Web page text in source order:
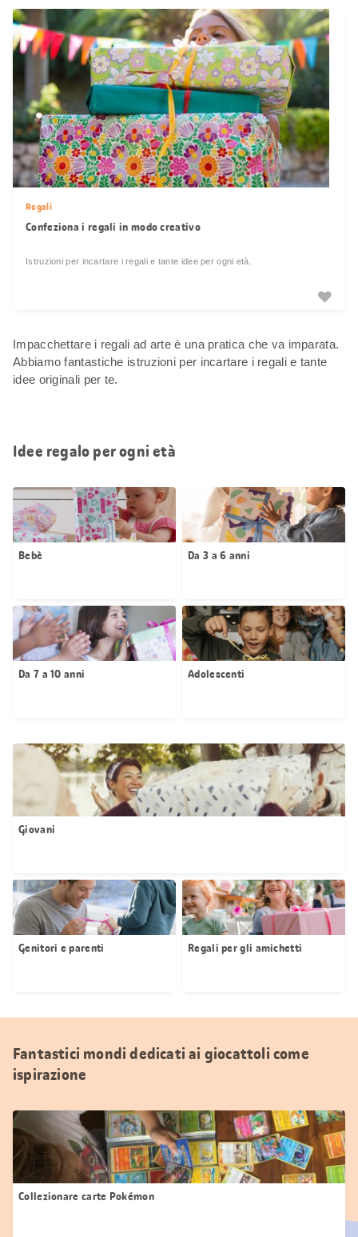
Regali
Confeziona i regali in modo creativo
Istruzioni per incartare i regali e tante idee per ogni età.
Impacchettare i regali ad arte è una pratica che va imparata.
Abbiamo fantastiche istruzioni per incartare i regali e tante
idee originali per te.
Idee regalo per ogni età
Bebè Da 3 a 6 anni
Da 7 a 10 anni Adolescenti
Giovani
Genitori e parenti Regali per gli amichetti
Fantastici mondi dedicati ai giocattoli come
ispirazione
Collezionare carte Pokémon